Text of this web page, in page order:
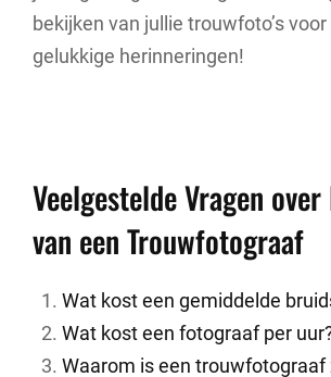
bekijken van jullie trouwfoto’s voor
gelukkige herinneringen!
Veelgestelde Vragen
van een Trouwfotograaf
Wat kost een gemiddelde
Wat kost een fotograaf per
Waarom is een trouwfotograaf